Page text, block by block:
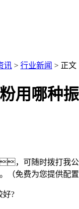
讯 > 行业新闻 > 正文
用哪种
，可随时拨打我
免费为您提供配置
?